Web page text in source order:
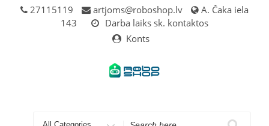
27115119 artjoms@roboshop.lv
A. Čaka iela
143
Darba laiks sk. kontaktos
Konts
Search